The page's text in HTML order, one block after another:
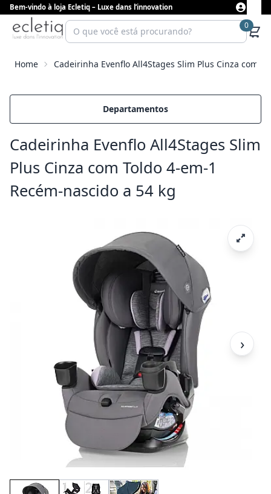
Bem-vindo à loja Ecletiq – Luxe dans l’innovation
0
Home Cadeirinha Evenflo All4Stages Slim Plus Cinza com
Departamentos
Cadeirinha Evenflo All4Stages Slim
Plus Cinza com Toldo 4-em-1
Recém-nascido a 54 kg
›